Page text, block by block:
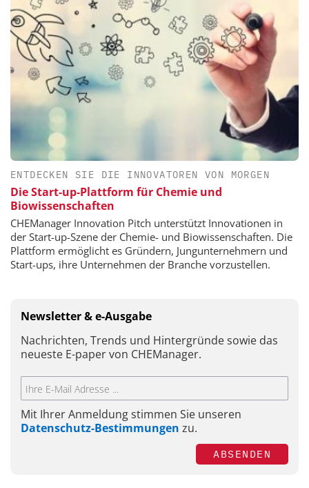
ENTDECKEN SIE DIE INNOVATOREN VON MORGEN
Die Start-up-Plattform für Chemie und
Biowissenschaften
CHEManager Innovation Pitch unterstützt Innovationen in
der Start-up-Szene der Chemie- und Biowissenschaften. Die
Plattform ermöglicht es Gründern, Jungunternehmern und
Start-ups, ihre Unternehmen der Branche vorzustellen.
Newsletter & e-Ausgabe
Nachrichten, Trends und Hintergründe sowie das
neueste E-paper von CHEManager.
Mit Ihrer Anmeldung stimmen Sie unseren
Datenschutz-Bestimmungen zu.
ABSENDEN